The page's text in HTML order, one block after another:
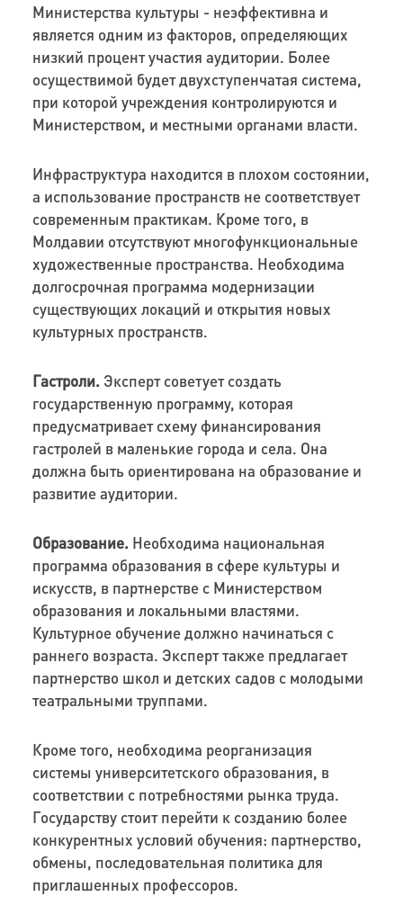
Министерства культуры - неэффективна и
является одним из факторов, определяющих
низкий процент участия аудитории. Более
осуществимой будет двухступенчатая система,
при которой учреждения контролируются и
Министерством, и местными органами власти.
Инфраструктура находится в плохом состоянии,
а использование пространств не соответствует
современным практикам. Кроме того, в
Молдавии отсутствуют многофункциональные
художественные пространства. Необходима
долгосрочная программа модернизации
существующих локаций и открытия новых
культурных пространств.
Гастроли. Эксперт советует создать
государственную программу, которая
предусматривает схему финансирования
гастролей в маленькие города и села. Она
должна быть ориентирована на образование и
развитие аудитории.
Образование. Необходима национальная
программа образования в сфере культуры и
искусств, в партнерстве с Министерством
образования и локальными властями.
Культурное обучение должно начинаться с
раннего возраста. Эксперт также предлагает
партнерство школ и детских садов с молодыми
театральными труппами.
Кроме того, необходима реорганизация
системы университетского образования, в
соответствии с потребностями рынка труда.
Государству стоит перейти к созданию более
конкурентных условий обучения: партнерство,
обмены, последовательная политика для
приглашенных профессоров.